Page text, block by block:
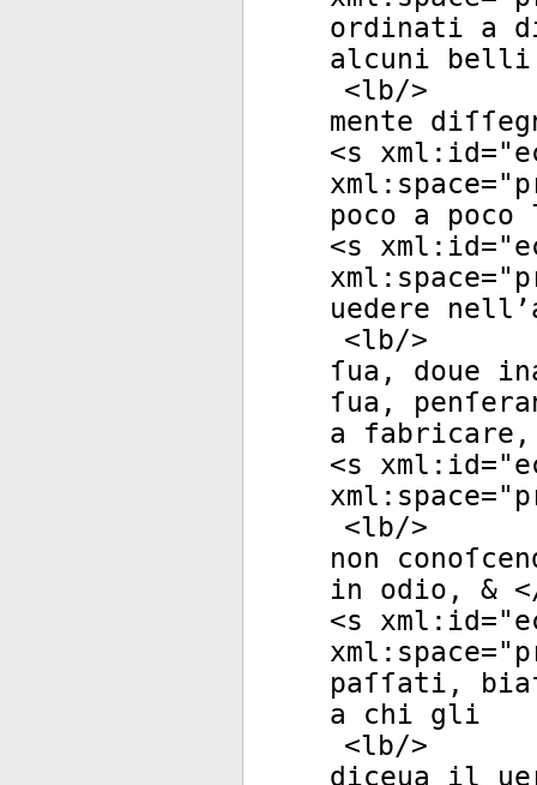
ordinati a
alcuni belli
<lb/>
mente
<s xml:id="
xml:space="
poco a
<s xml:id="
xml:space="
uedere
<lb/>
ſua, doue
ſua,
a
<s xml:id="
xml:space="
<lb/>
non
in odio, &
<s xml:id="
xml:space="
paſſati,
a chi gli
<lb/>
diceua il